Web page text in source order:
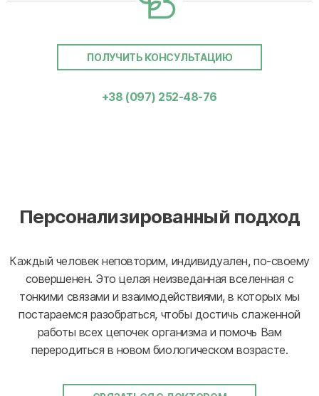
ПОЛУЧИТЬ КОНСУЛЬТАЦИЮ
+38 (097) 252-48-76
Персонализированный подход
Каждый человек неповторим, индивидуален, по-своему
совершенен. Это целая неизведанная вселенная с
тонкими связами и взаимодействиями, в которых мы
постараемся разобраться, чтобы достичь слаженной
работы всех цепочек организма и помочь Вам
переродиться в новом биологическом возрасте.